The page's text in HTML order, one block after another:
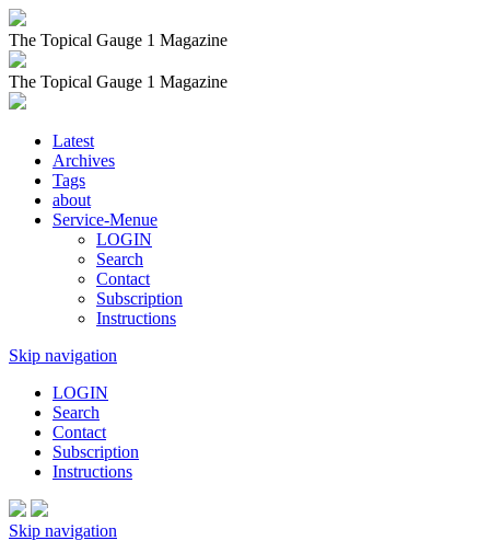
The Topical Gauge 1 Magazine
The Topical Gauge 1 Magazine
Latest
Archives
Tags
about
Service-Menue
LOGIN
Search
Contact
Subscription
Instructions
Skip navigation
LOGIN
Search
Contact
Subscription
Instructions
Skip navigation